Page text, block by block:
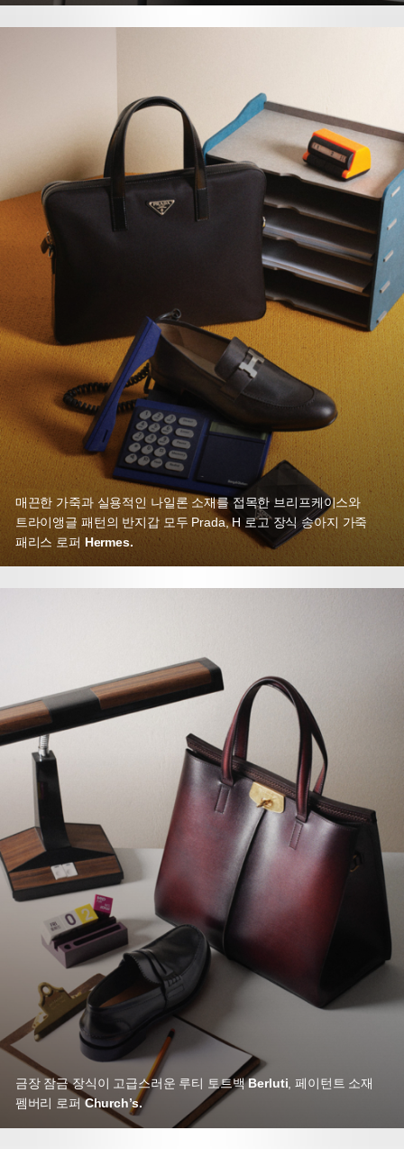
매끈한 가죽과 실용적인 나일론 소재를 접목한 브리프케이스와
트라이앵글 패턴의 반지갑 모두 Prada, H 로고 장식 송아지 가죽
패리스 로퍼Hermes.
금장 잠금 장식이 고급스러운 루티 토트백Berluti ,페이턴트 소재
펨버리 로퍼Church’s.